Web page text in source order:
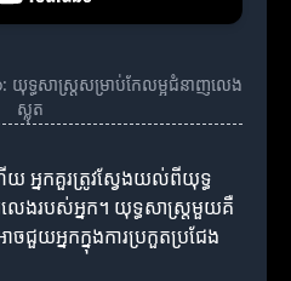
ទ្ធសាស្ត្រសម្រាប់កែលម្អជំនាញលេង
ស្លុត
អ្នកគួរត្រូវស្វែងយល់ពីយុទ្ធ
លេងរបស់អ្នក។ យុទ្ធសាស្ត្រមួយគឺ
ចជួយអ្នកក្នុងការប្រកួតប្រជែង